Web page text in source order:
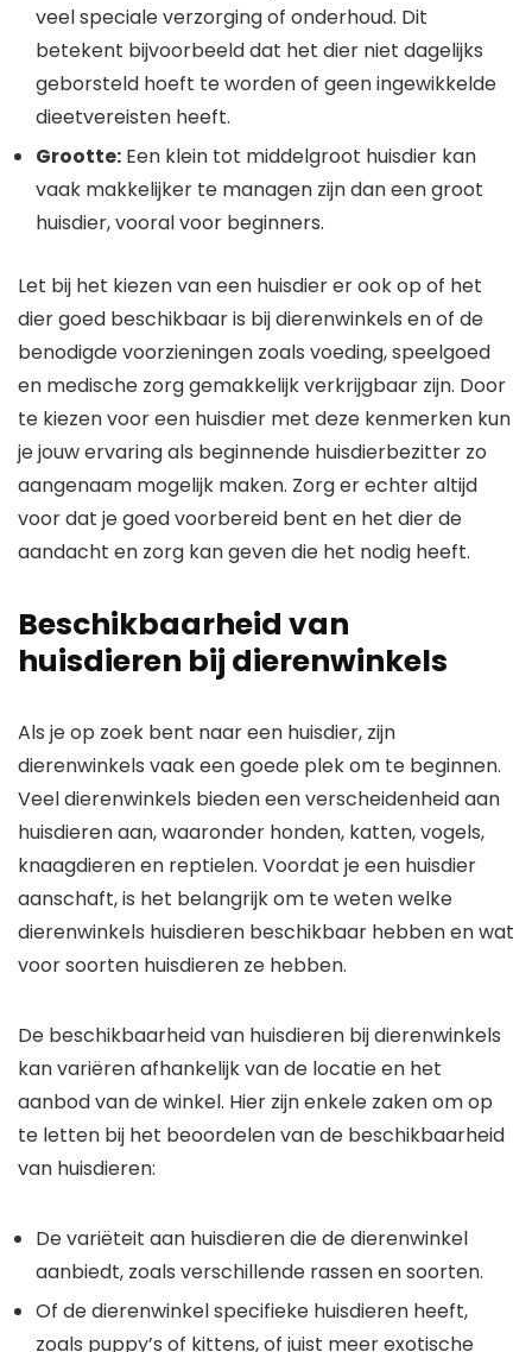
veel speciale verzorging of onderhoud. Dit
betekent bijvoorbeeld dat het dier niet dagelijks
geborsteld hoeft te worden of geen ingewikkelde
dieetvereisten heeft.
Grootte: Een klein tot middelgroot huisdier kan
vaak makkelijker te managen zijn dan een groot
huisdier, vooral voor beginners.
Let bij het kiezen van een huisdier er ook op of het
dier goed beschikbaar is bij dierenwinkels en of de
benodigde voorzieningen zoals voeding, speelgoed
en medische zorg gemakkelijk verkrijgbaar zijn. Door
te kiezen voor een huisdier met deze kenmerken kun
je jouw ervaring als beginnende huisdierbezitter zo
aangenaam mogelijk maken. Zorg er echter altijd
voor dat je goed voorbereid bent en het dier de
aandacht en zorg kan geven die het nodig heeft.
Beschikbaarheid van
huisdieren bij dierenwinkels
Als je op zoek bent naar een huisdier, zijn
dierenwinkels vaak een goede plek om te beginnen.
Veel dierenwinkels bieden een verscheidenheid aan
huisdieren aan, waaronder honden, katten, vogels,
knaagdieren en reptielen. Voordat je een huisdier
aanschaft, is het belangrijk om te weten welke
dierenwinkels huisdieren beschikbaar hebben en wat
voor soorten huisdieren ze hebben.
De beschikbaarheid van huisdieren bij dierenwinkels
kan variëren afhankelijk van de locatie en het
aanbod van de winkel. Hier zijn enkele zaken om op
te letten bij het beoordelen van de beschikbaarheid
van huisdieren:
De variëteit aan huisdieren die de dierenwinkel
aanbiedt, zoals verschillende rassen en soorten.
Of de dierenwinkel specifieke huisdieren heeft,
zoals puppy’s of kittens, of juist meer exotische